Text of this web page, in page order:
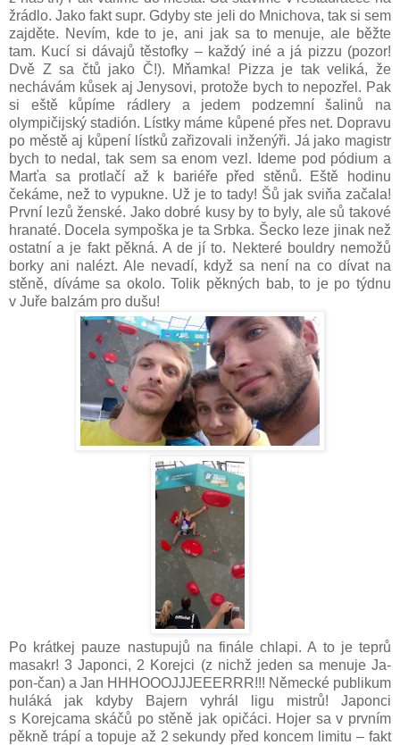
žrádlo. Jako fakt supr. Gdyby ste jeli do Mnichova, tak si sem
zajděte. Nevím, kde to je, ani jak sa to menuje, ale běžte
tam. Kucí si dávajů těstofky – každý iné a já pizzu (pozor!
Dvě Z sa čtů jako Č!). Mňamka! Pizza je tak veliká, že
nechávám kůsek aj Jenysovi, protože bych to nepozřel. Pak
si eště kůpíme rádlery a jedem podzemní šalinů na
olympičijský stadión. Lístky máme kůpené přes net. Dopravu
po městě aj kůpení lístků zařizovali inženýři. Já jako magistr
bych to nedal, tak sem sa enom vezl. Ideme pod pódium a
Marťa sa protlačí až k bariéře před stěnů. Eště hodinu
čekáme, než to vypukne. Už je to tady! Šů jak sviňa začala!
První lezů ženské. Jako dobré kusy by to byly, ale sů takové
hranaté. Docela sympoška je ta Srbka. Šecko leze jinak než
ostatní a je fakt pěkná. A de jí to. Nekteré bouldry nemožů
borky ani nalézt. Ale nevadí, když sa není na co dívat na
stěně, díváme sa okolo. Tolik pěkných bab, to je po týdnu
v Juře balzám pro dušu!
Po krátkej pauze nastupujů na finále chlapi. A to je teprů
masakr! 3 Japonci, 2 Korejci (z nichž jeden sa menuje Ja-
pon-čan) a Jan HHHOOOJJJEEERRR!!! Německé publikum
huláká jak kdyby Bajern vyhrál ligu mistrů! Japonci
s Korejcama skáčů po stěně jak opičáci. Hojer sa v prvním
pěkně trápí a topuje až 2 sekundy před koncem limitu – fakt